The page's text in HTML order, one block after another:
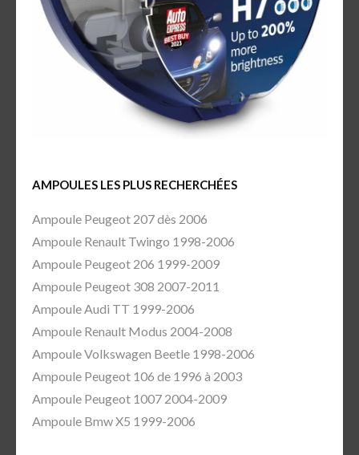
AMPOULES LES PLUS RECHERCHÉES
Ampoule Peugeot 207 dès 2006
Ampoule Renault Twingo 1998-2006
Ampoule Peugeot 206 1999-2009
Ampoule Peugeot 308 2007-2011
Ampoule Audi TT 1999-2006
Ampoule Renault Modus 2004-2008
Ampoule Volkswagen Beetle 1998-2006
Ampoule Peugeot 106 de 1996 à 2003
Ampoule Peugeot 1007 2004-2009
Ampoule Bmw X5 1999-2006